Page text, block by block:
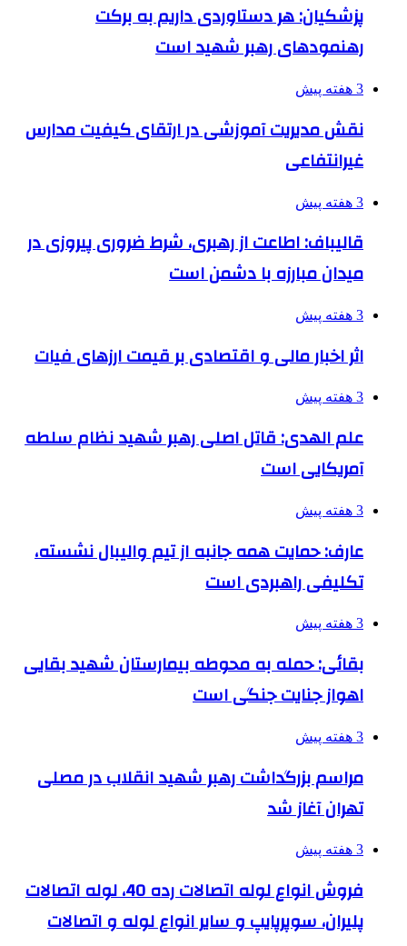
پزشکیان: هر دستاوردی داریم به برکت
رهنمودهای رهبر شهید است
3 هفته پیش
نقش مدیریت آموزشی در ارتقای کیفیت مدارس
غیرانتفاعی
3 هفته پیش
قالیباف: اطاعت از رهبری، شرط ضروری پیروزی در
میدان مبارزه با دشمن است
3 هفته پیش
اثر اخبار مالی و اقتصادی بر قیمت ارزهای فیات
3 هفته پیش
علم الهدی: قاتل اصلی رهبر شهید نظام سلطه
آمریکایی است
3 هفته پیش
عارف: حمایت همه جانبه از تیم والیبال نشسته،
تکلیفی راهبردی است
3 هفته پیش
بقائی: حمله به محوطه بیمارستان شهید بقایی
اهواز جنایت جنگی است
3 هفته پیش
مراسم بزرگداشت رهبر شهید انقلاب در مصلی
تهران آغاز شد
3 هفته پیش
فروش انواع لوله اتصالات رده 40، لوله اتصالات
پلیران، سوپرپایپ و سایر انواع لوله و اتصالات